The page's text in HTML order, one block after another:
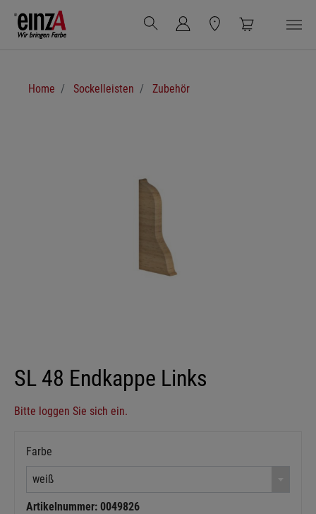
Zum Hauptinhalt springen
Home Sockelleisten Zubehör
SL 48 Endkappe Links
Bitte loggen Sie sich ein.
Farbe
weiß
Artikelnummer: 0049826